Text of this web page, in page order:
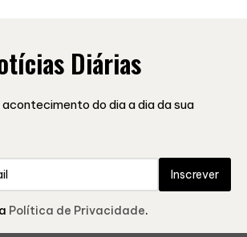
Diárias
do dia a dia da sua
Inscrever
Política de Privacidade.